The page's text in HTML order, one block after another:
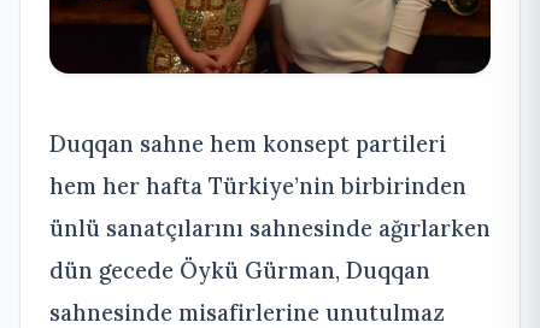
Duqqan sahne hem konsept partileri
hem her hafta Türkiye’nin birbirinden
ünlü sanatçılarını sahnesinde ağırlarken
dün gecede Öykü Gürman, Duqqan
sahnesinde misafirlerine unutulmaz